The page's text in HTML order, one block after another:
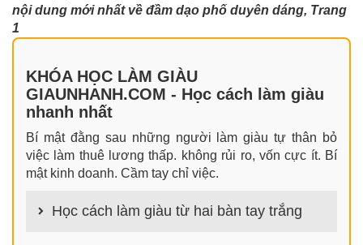
nội dung mới nhất về đầm dạo phố duyên dáng, Trang
1
KHÓA HỌC LÀM GIÀU
GIAUNHANH.COM - Học cách làm giàu
nhanh nhất
Bí mật đằng sau những người làm giàu tự thân bỏ
việc làm thuê lương thấp. không rủi ro, vốn cực ít. Bí
mật kinh doanh. Cầm tay chỉ việc.
Học cách làm giàu từ hai bàn tay trắng